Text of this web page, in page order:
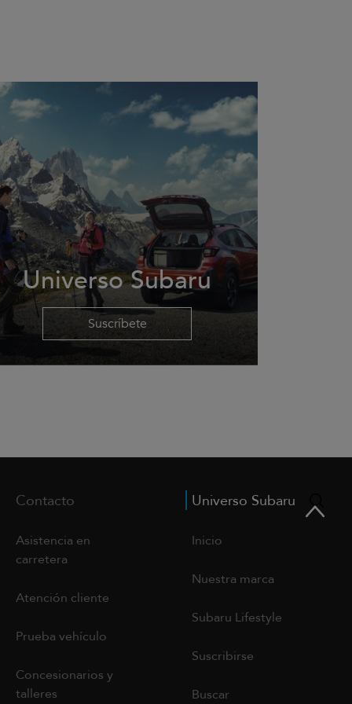
Universo Subaru
Suscríbete
Contacto
Asistencia en
carretera
Atención cliente
Prueba vehículo
Concesionarios y
talleres
Universo Subaru
Inicio
Nuestra marca
Subaru Lifestyle
Suscribirse
Buscar